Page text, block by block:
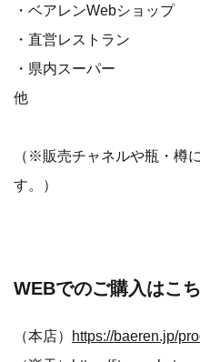
・ベアレンWebショップ
・直営レストラン
・県内スーパー
他
（※販売チャネルや瓶・樽
す。）
WEBでのご購入はこ
（本店） https://baeren.jp/